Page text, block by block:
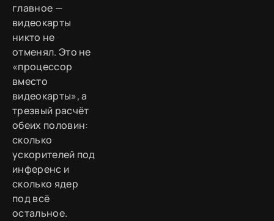
главное —
видеокарты
никто не
отменял. Это не
«процессор
вместо
видеокарты», а
трезвый расчёт
обеих половин:
сколько
ускорителей под
инференс и
сколько ядер
под всё
остальное.